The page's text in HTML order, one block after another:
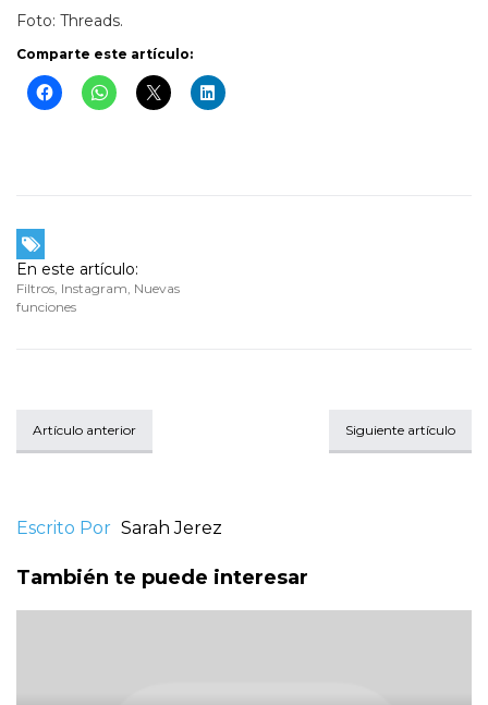
Foto: Threads.
Comparte este artículo:
En este artículo:
Filtros, Instagram, Nuevas
funciones
Artículo anterior Siguiente artículo
Escrito Por Sarah Jerez
También te puede interesar